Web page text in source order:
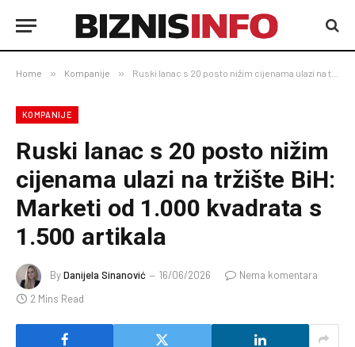
Home » Kompanije » Ruski lanac s 20 posto nižim cijenama ulazi na tržište BiH: Marketi od 1.000 kvadrata s 1.500 artikala
KOMPANIJE
Ruski lanac s 20 posto nižim
cijenama ulazi na tržište BiH:
Marketi od 1.000 kvadrata s
1.500 artikala
ByDanijela Sinanović 16/06/2026
Nema komentara
2 Mins Read